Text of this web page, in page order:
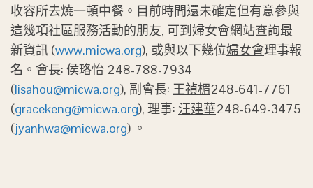
收容所去燒一頓中餐。目前時間還未確定但有意參與
這幾項社區服務活動的朋友, 可到 婦女會網站查詢最
新資訊 (www.micwa.org), 或與以下幾位婦女會理事報
名。會長: 侯珞怡 248-788-7934
(lisahou@micwa.org), 副會長: 王禎楣248-641-7761
(gracekeng@micwa.org), 理事: 汪建華248-649-3475
(jyanhwa@micwa.org) 。